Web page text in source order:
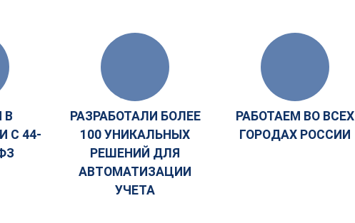
В
С 44-
РАЗРАБОТАЛИ БОЛЕЕ
100 УНИКАЛЬНЫХ
РЕШЕНИЙ ДЛЯ
АВТОМАТИЗАЦИИ
УЧЕТА
РАБОТАЕМ ВО ВСЕХ
ГОРОДАХ РОССИИ